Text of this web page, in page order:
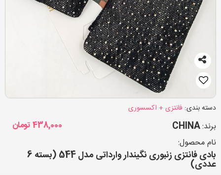
دسته بندی: فانتزی + اکسسوری
برند:CHINA
438,000تومان
نام محصول:
بادی فانتزی زنبوری نگیندار وارداتی مدل 544 (بسته 6
عددی)